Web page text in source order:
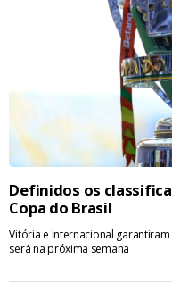
Definidos os
Copa do Brasil
Vitória e Internacional
será na próxima semana